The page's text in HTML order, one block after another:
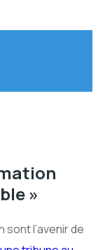
»
l’avenir de